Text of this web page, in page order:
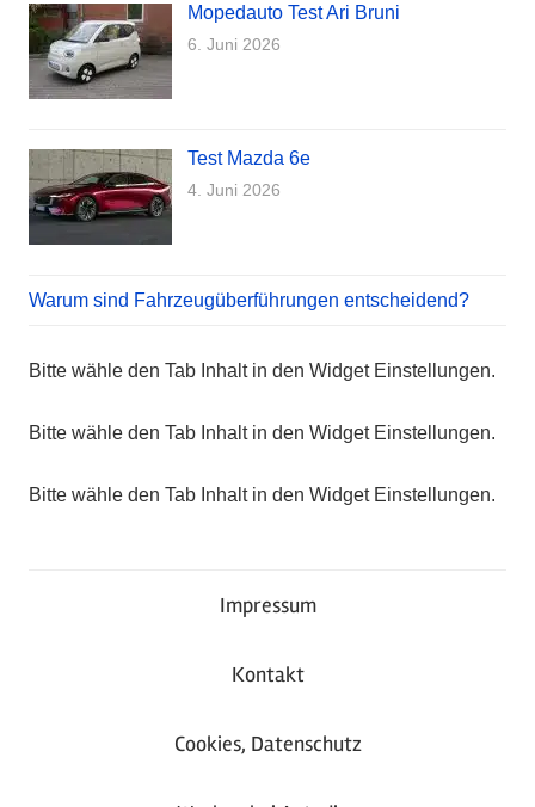
Mopedauto Test Ari Bruni
6. Juni 2026
Test Mazda 6e
4. Juni 2026
Warum sind Fahrzeugüberführungen entscheidend?
Bitte wähle den Tab Inhalt in den Widget Einstellungen.
Bitte wähle den Tab Inhalt in den Widget Einstellungen.
Bitte wähle den Tab Inhalt in den Widget Einstellungen.
Impressum
Kontakt
Cookies, Datenschutz